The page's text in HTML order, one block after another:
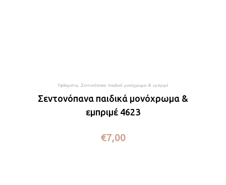
Υφάσματα Σεντονόπανα παιδικά μονόχρωμα & εμπριμέ
Σεντονόπανα παιδικά μονόχρωμα &
εμπριμέ 4623
€7,00